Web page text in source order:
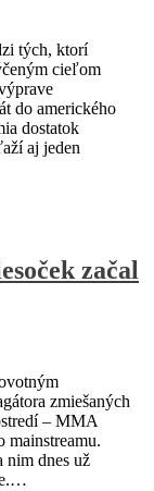
tých, ktorí
cieľom
do amerického
dostatok
aj jeden
začal
zmiešaných
– MMA
mainstreamu.
nim dnes už